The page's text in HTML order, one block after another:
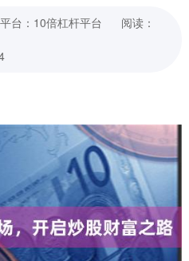
平台：10倍杠杆平台
阅读：